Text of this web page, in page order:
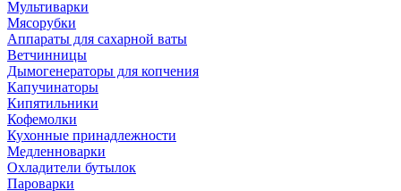
Мультиварки
Мясорубки
Аппараты для сахарной ваты
Ветчинницы
Дымогенераторы для копчения
Капучинаторы
Кипятильники
Кофемолки
Кухонные принадлежности
Медленноварки
Охладители бутылок
Пароварки